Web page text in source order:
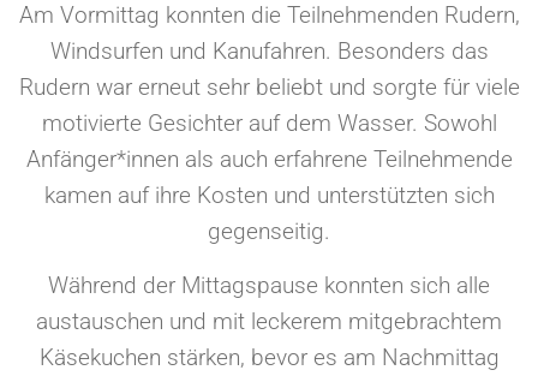
Am Vormittag konnten die Teilnehmenden Rudern,
Windsurfen und Kanufahren. Besonders das
Rudern war erneut sehr beliebt und sorgte für viele
motivierte Gesichter auf dem Wasser. Sowohl
Anfänger*innen als auch erfahrene Teilnehmende
kamen auf ihre Kosten und unterstützten sich
gegenseitig.
Während der Mittagspause konnten sich alle
austauschen und mit leckerem mitgebrachtem
Käsekuchen stärken, bevor es am Nachmittag